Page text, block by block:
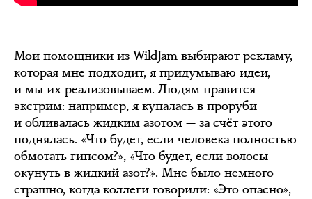
Мои помощники из WildJam выбирают рекламу,
которая мне подходит, я придумываю идеи,
и мы их реализовываем. Людям нравится
экстрим: например, я купалась в проруби
и обливалась жидким азотом — за счёт этого
поднялась. «Что будет, если человека полностью
обмотать гипсом?», «Что будет, если волосы
окунуть в жидкий азот?». Мне было немного
страшно, когда коллеги говорили: «Это опасно»,